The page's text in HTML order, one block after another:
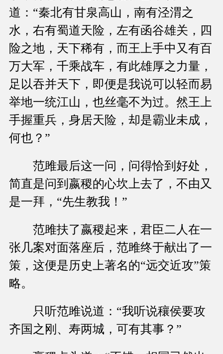
道：“秦北有甘泉高山，南有泾渭之
水，右有蜀道天险，左有函谷雄关，四
险之地，天下稀有，而王上手中又有百
万大军，千乘战车，有此雄厚之力量，
足以吞并天下，即便是我说可以轻而易
举地一统江山，也丝毫不为过。然王上
手握重兵，身居天险，却是霸业未成，
何也？”
范雎最后这一问，问得恰到好处，
简直是问到嬴稷的心坎上去了，不由又
是一拜，“先生教我！”
范雎扶了嬴稷起来，君臣二人在一
张几案对面落座后，范雎终于献出了一
策，这便是历史上著名的“远交近攻”策
略。
只听范雎说道：“我听说穰侯要攻
齐国之刚、寿两城，可有其事？”